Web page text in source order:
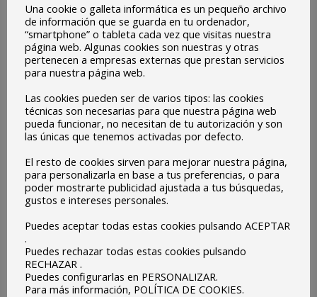
Una cookie o galleta informática es un pequeño archivo
de información que se guarda en tu ordenador,
“smartphone” o tableta cada vez que visitas nuestra
página web. Algunas cookies son nuestras y otras
pertenecen a empresas externas que prestan servicios
para nuestra página web.
Las cookies pueden ser de varios tipos: las cookies
técnicas son necesarias para que nuestra página web
pueda funcionar, no necesitan de tu autorización y son
las únicas que tenemos activadas por defecto.
El resto de cookies sirven para mejorar nuestra página,
para personalizarla en base a tus preferencias, o para
poder mostrarte publicidad ajustada a tus búsquedas,
gustos e intereses personales.
Puedes aceptar todas estas cookies pulsando ACEPTAR
.
Puedes rechazar todas estas cookies pulsando
RECHAZAR .
Puedes configurarlas en PERSONALIZAR.
Para más información, POLÍTICA DE COOKIES.